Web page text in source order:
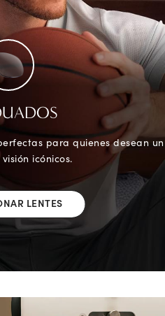
para quienes desean un
icónicos.
LENTES